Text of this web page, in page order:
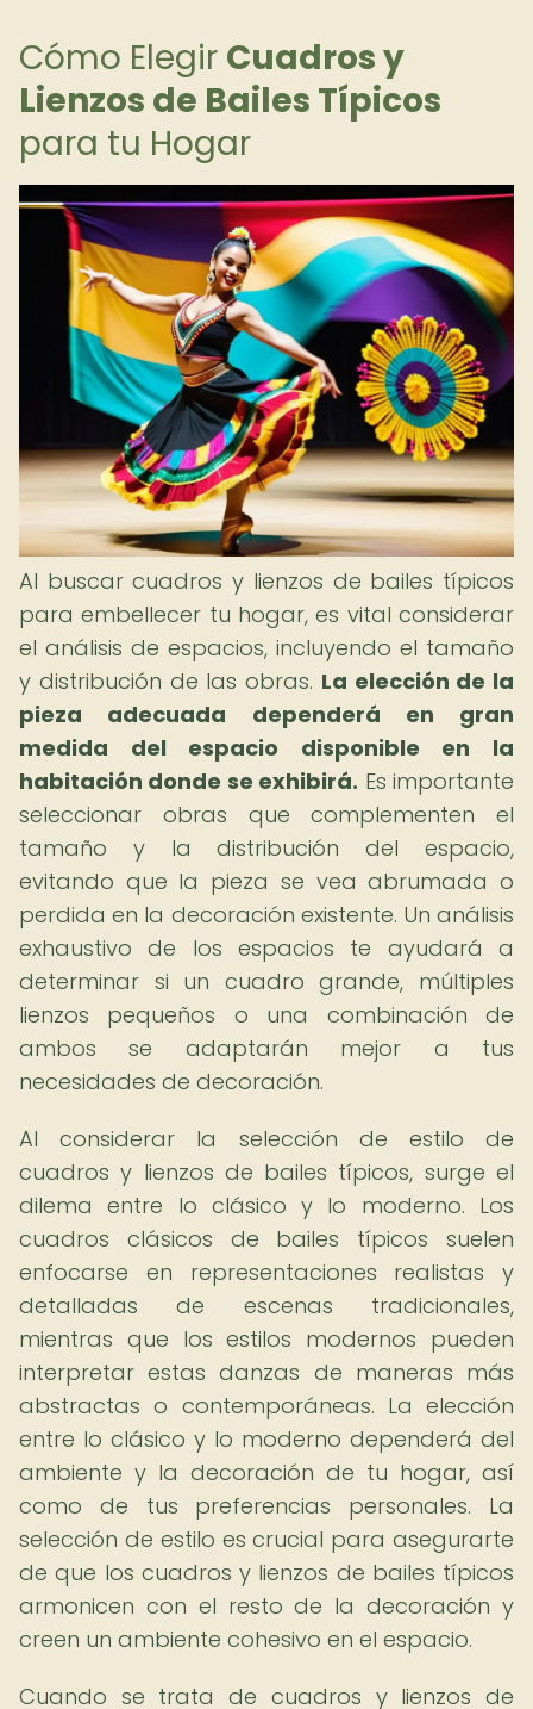
Cómo Elegir Cuadros y
Lienzos de Bailes Típicos
para tu Hogar
Al buscar cuadros y lienzos de bailes típicos
para embellecer tu hogar, es vital considerar
el análisis de espacios, incluyendo el tamaño
y distribución de las obras. La elección de la
pieza adecuada dependerá en gran
medida del espacio disponible en la
habitación donde se exhibirá. Es importante
seleccionar obras que complementen el
tamaño y la distribución del espacio,
evitando que la pieza se vea abrumada o
perdida en la decoración existente. Un análisis
exhaustivo de los espacios te ayudará a
determinar si un cuadro grande, múltiples
lienzos pequeños o una combinación de
ambos se adaptarán mejor a tus
necesidades de decoración.
Al considerar la selección de estilo de
cuadros y lienzos de bailes típicos, surge el
dilema entre lo clásico y lo moderno. Los
cuadros clásicos de bailes típicos suelen
enfocarse en representaciones realistas y
detalladas de escenas tradicionales,
mientras que los estilos modernos pueden
interpretar estas danzas de maneras más
abstractas o contemporáneas. La elección
entre lo clásico y lo moderno dependerá del
ambiente y la decoración de tu hogar, así
como de tus preferencias personales. La
selección de estilo es crucial para asegurarte
de que los cuadros y lienzos de bailes típicos
armonicen con el resto de la decoración y
creen un ambiente cohesivo en el espacio.
Cuando se trata de cuadros y lienzos de